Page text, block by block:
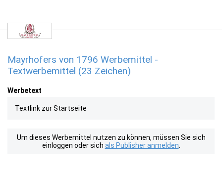
Mayrhofers von 1796 Werbemittel -
Textwerbemittel (23 Zeichen)
Werbetext
Textlink zur Startseite
Um dieses Werbemittel nutzen zu können, müssen Sie sich
einloggen oder sich als Publisher anmelden